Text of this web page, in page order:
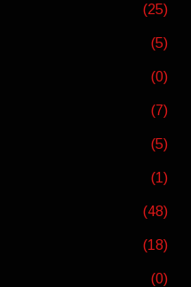
(25)
(5)
(0)
(7)
(5)
(1)
(48)
(18)
(0)